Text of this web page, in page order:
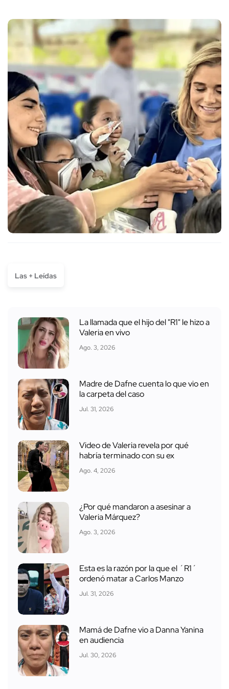
Las + Leídas
La llamada que el hijo del "R1" le hizo a
Valeria en vivo
Ago. 3, 2026
Madre de Dafne cuenta lo que vio en
la carpeta del caso
Jul. 31, 2026
Video de Valeria revela por qué
habría terminado con su ex
Ago. 4, 2026
¿Por qué mandaron a asesinar a
Valeria Márquez?
Ago. 3, 2026
Esta es la razón por la que el ´R1´
ordenó matar a Carlos Manzo
Jul. 31, 2026
Mamá de Dafne vio a Danna Yanina
en audiencia
Jul. 30, 2026